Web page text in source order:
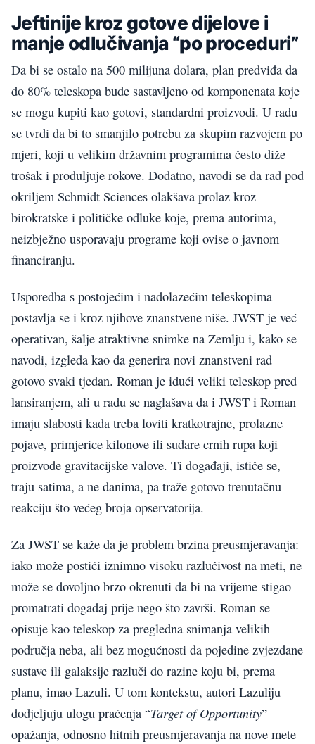
Jeftinije kroz gotove dijelove i
manje odlučivanja “po proceduri”
Da bi se ostalo na 500 milijuna dolara, plan predviđa da
do 80% teleskopa bude sastavljeno od komponenata koje
se mogu kupiti kao gotovi, standardni proizvodi. U radu
se tvrdi da bi to smanjilo potrebu za skupim razvojem po
mjeri, koji u velikim državnim programima često diže
trošak i produljuje rokove. Dodatno, navodi se da rad pod
okriljem Schmidt Sciences olakšava prolaz kroz
birokratske i političke odluke koje, prema autorima,
neizbježno usporavaju programe koji ovise o javnom
financiranju.
Usporedba s postojećim i nadolazećim teleskopima
postavlja se i kroz njihove znanstvene niše. JWST je već
operativan, šalje atraktivne snimke na Zemlju i, kako se
navodi, izgleda kao da generira novi znanstveni rad
gotovo svaki tjedan. Roman je idući veliki teleskop pred
lansiranjem, ali u radu se naglašava da i JWST i Roman
imaju slabosti kada treba loviti kratkotrajne, prolazne
pojave, primjerice kilonove ili sudare crnih rupa koji
proizvode gravitacijske valove. Ti događaji, ističe se,
traju satima, a ne danima, pa traže gotovo trenutačnu
reakciju što većeg broja opservatorija.
Za JWST se kaže da je problem brzina preusmjeravanja:
iako može postići iznimno visoku razlučivost na meti, ne
može se dovoljno brzo okrenuti da bi na vrijeme stigao
promatrati događaj prije nego što završi. Roman se
opisuje kao teleskop za pregledna snimanja velikih
područja neba, ali bez mogućnosti da pojedine zvjezdane
sustave ili galaksije razluči do razine koju bi, prema
planu, imao Lazuli. U tom kontekstu, autori Lazuliju
dodjeljuju ulogu praćenja “Target of Opportunity”
opažanja, odnosno hitnih preusmjeravanja na nove mete